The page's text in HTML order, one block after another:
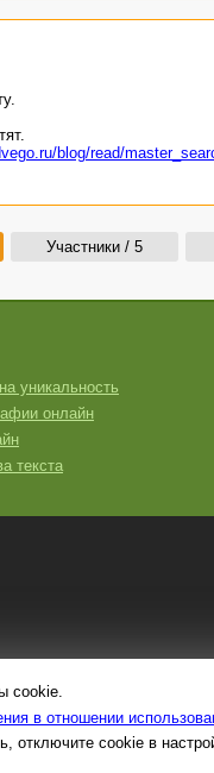
blog/read/
Участники / 5
уникальность
онлайн
текста
рерайтинг,
cookie.
в отношении
отключите cookie в